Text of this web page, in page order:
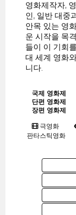
영화제작자,
인, 일반 대중
안목 있는 영
운 시작을 목
들이 이 기회
대 세계 영화
니다.
국제 영화제
단편 영화제
장편 영화제
극영화
판타스틱영화